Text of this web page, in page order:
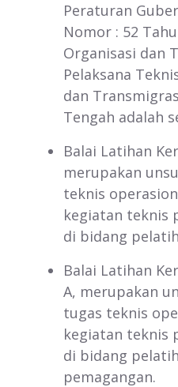
Peraturan
Nomor : 52
Organisasi dan
Pelaksana
dan
Tengah adalah
Balai Latihan
merupakan
teknis
kegiatan teknis
di bidang
Balai Latihan
A, merupakan
tugas teknis
kegiatan teknis
di bidang
pemagangan.